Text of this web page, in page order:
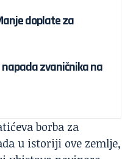
doplate za
napada zvaničnika na
borba za
u istoriji ove zemlje,